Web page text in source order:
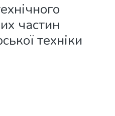
частин
техніки